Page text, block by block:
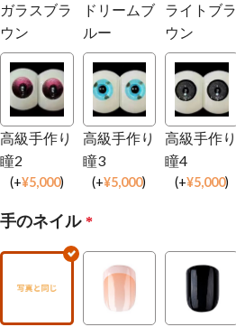
ガラスブラ
ウン
ドリームブ
ルー
ライトブラ
ウン
高級手作り
瞳2
(+¥5,000)
高級手作り
瞳3
(+¥5,000)
高級手作り
瞳4
(+¥5,000)
手のネイル *